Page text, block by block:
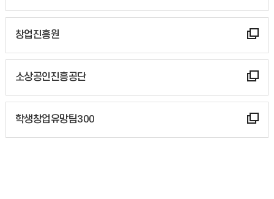
창업진흥원
소상공인진흥공단
학생창업유망팀300